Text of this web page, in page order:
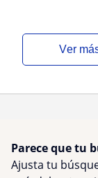
ver
Parece que tu
Ajusta tu